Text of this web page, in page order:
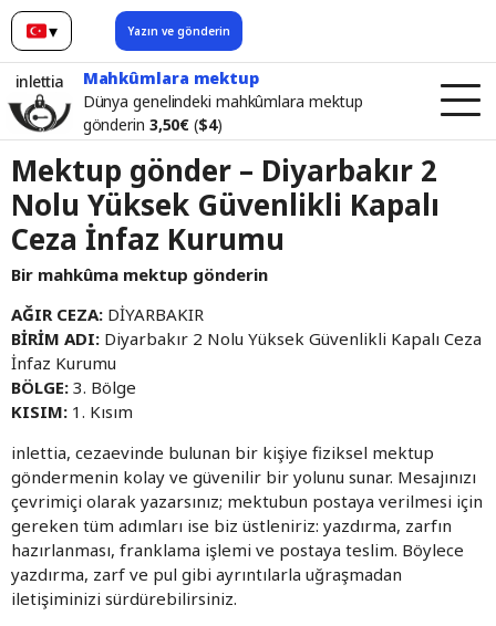
▾
Türkçe Yazın ve gönderin
inlettia
Mahkûmlara mektup
Dünya genelindeki mahkûmlara mektup
gönderin 3,50€($4)
Mektup gönder – Diyarbakır 2
Nolu Yüksek Güvenlikli Kapalı
Ceza İnfaz Kurumu
Bir mahkûma mektup gönderin
AĞIR CEZA: DİYARBAKIR
BİRİM ADI: Diyarbakır 2 Nolu Yüksek Güvenlikli Kapalı Ceza
İnfaz Kurumu
BÖLGE: 3. Bölge
KISIM: 1. Kısım
inlettia, cezaevinde bulunan bir kişiye fiziksel mektup
göndermenin kolay ve güvenilir bir yolunu sunar. Mesajınızı
çevrimiçi olarak yazarsınız; mektubun postaya verilmesi için
gereken tüm adımları ise biz üstleniriz: yazdırma, zarfın
hazırlanması, franklama işlemi ve postaya teslim. Böylece
yazdırma, zarf ve pul gibi ayrıntılarla uğraşmadan
iletişiminizi sürdürebilirsiniz.